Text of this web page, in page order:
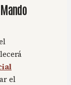
el